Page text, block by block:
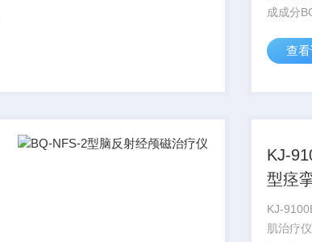
成成分
查
KJ-
型痉
KJ-
肌治疗